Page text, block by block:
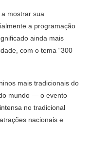
mostrar sua
a programação
ainda mais
com o tema “300
mais tradicionais do
mundo — o evento
no tradicional
nacionais e